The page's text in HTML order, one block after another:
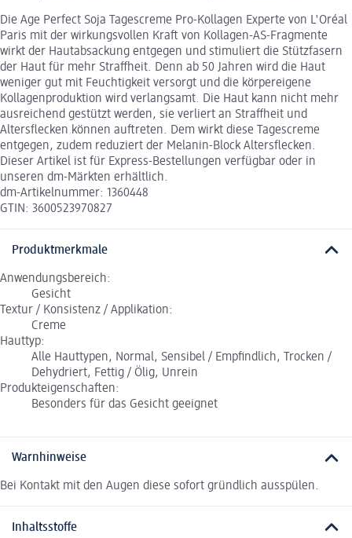
Die Age Perfect Soja Tagescreme Pro-Kollagen Experte von L'Oréal
Paris mit der wirkungsvollen Kraft von Kollagen-AS-Fragmente
wirkt der Hautabsackung entgegen und stimuliert die Stützfasern
der Haut für mehr Straffheit. Denn ab 50 Jahren wird die Haut
weniger gut mit Feuchtigkeit versorgt und die körpereigene
Kollagenproduktion wird verlangsamt. Die Haut kann nicht mehr
ausreichend gestützt werden, sie verliert an Straffheit und
Altersflecken können auftreten. Dem wirkt diese Tagescreme
entgegen, zudem reduziert der Melanin-Block Altersflecken.
Dieser Artikel ist für Express-Bestellungen verfügbar oder in
unseren dm-Märkten erhältlich.
dm-Artikelnummer: 1360448
GTIN: 3600523970827
Produktmerkmale
Anwendungsbereich:
Gesicht
Textur / Konsistenz / Applikation:
Creme
Hauttyp:
Alle Hauttypen, Normal, Sensibel / Empfindlich, Trocken /
Dehydriert, Fettig / Ölig, Unrein
Produkteigenschaften:
Besonders für das Gesicht geeignet
Warnhinweise
Bei Kontakt mit den Augen diese sofort gründlich ausspülen.
Inhaltsstoffe